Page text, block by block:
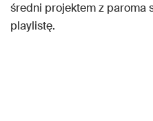
średni projektem z paroma
playlistę.